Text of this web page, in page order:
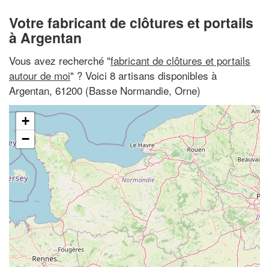
Votre fabricant de clôtures et portails
à Argentan
Vous avez recherché "fabricant de clôtures et portails
autour de moi" ? Voici 8 artisans disponibles à
Argentan, 61200 (Basse Normandie, Orne)
+
−